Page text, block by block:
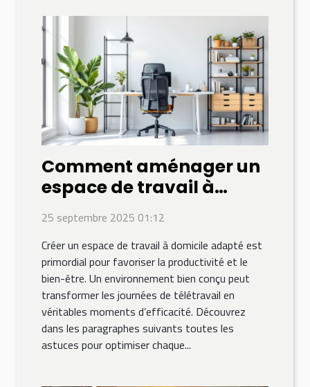
Comment aménager un
espace de travail à
domicile efficace ?
25 septembre 2025 01:12
Créer un espace de travail à domicile adapté est
primordial pour favoriser la productivité et le
bien-être. Un environnement bien conçu peut
transformer les journées de télétravail en
véritables moments d’efficacité. Découvrez
dans les paragraphes suivants toutes les
astuces pour optimiser chaque...